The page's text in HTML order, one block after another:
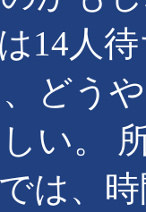
14人
どう
い。
は、